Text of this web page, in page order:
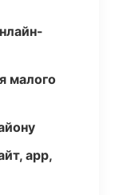
малого
app,